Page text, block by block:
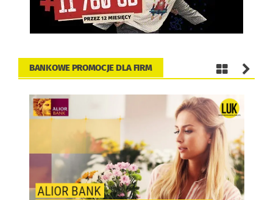
BANKOWE PROMOCJE DLA FIRM